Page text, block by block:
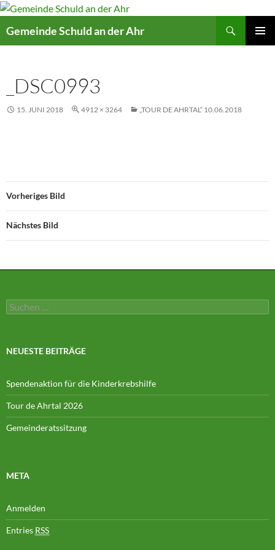
Gemeinde Schuld an der Ahr
_DSC0993
15. JUNI 2018 4912 × 3264 „TOUR DE AHRTAL“ 10.06.2018
Vorheriges Bild
Nächstes Bild
Suchen
nach:
NEUESTE BEITRÄGE
Spendenaktion für die Kinderkrebshilfe
Tour de Ahrtal 2026
Gemeinderatssitzung
META
Anmelden
Entries RSS